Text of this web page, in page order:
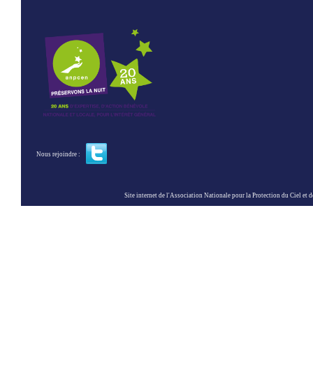
Nous rejoindre :
Site internet de l'Association Nationale pour la Protection du Ciel et de